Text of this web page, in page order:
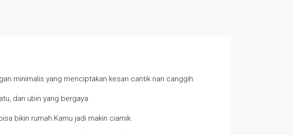
minimalis yang menciptakan kesan cantik nan canggih.
dan ubin yang bergaya.
bikin rumah Kamu jadi makin ciamik.